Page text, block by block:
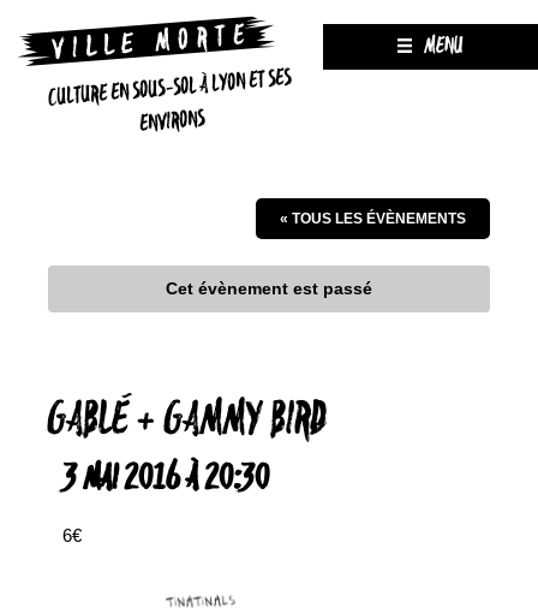
CULTURE EN SOUS-SOL À LYON ET SES
ENVIRONS
MENU
« TOUS LES ÉVÈNEMENTS
Cet évènement est passé
GABLÉ + GAMMY BIRD
3 MAI 2016 À 20:30
6€